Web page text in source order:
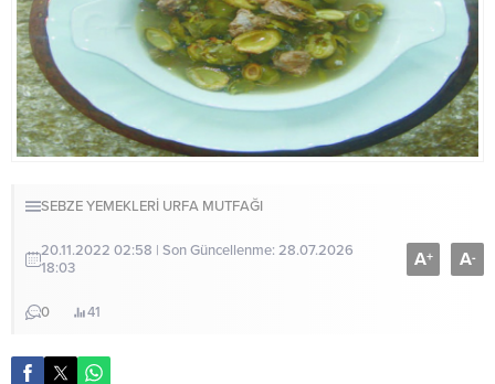
SEBZE YEMEKLERİ URFA MUTFAĞI
20.11.2022 02:58 | Son Güncellenme: 28.07.2026
18:03
0 41
A+ A-